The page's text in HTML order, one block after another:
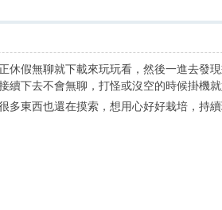
休假無聊就下載來玩玩看，然後一進去發
續下去不會無聊，打怪或沒空的時候掛機
多東西也還在摸索，想用心好好栽培，持